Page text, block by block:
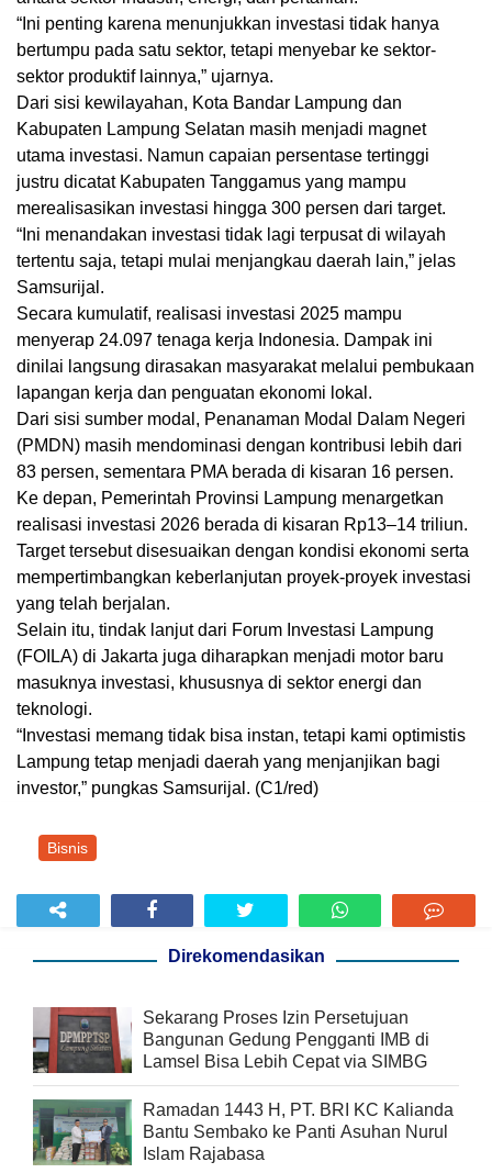
“Ini penting karena menunjukkan investasi tidak hanya
bertumpu pada satu sektor, tetapi menyebar ke sektor-
sektor produktif lainnya,” ujarnya.
Dari sisi kewilayahan, Kota Bandar Lampung dan
Kabupaten Lampung Selatan masih menjadi magnet
utama investasi. Namun capaian persentase tertinggi
justru dicatat Kabupaten Tanggamus yang mampu
merealisasikan investasi hingga 300 persen dari target.
“Ini menandakan investasi tidak lagi terpusat di wilayah
tertentu saja, tetapi mulai menjangkau daerah lain,” jelas
Samsurijal.
Secara kumulatif, realisasi investasi 2025 mampu
menyerap 24.097 tenaga kerja Indonesia. Dampak ini
dinilai langsung dirasakan masyarakat melalui pembukaan
lapangan kerja dan penguatan ekonomi lokal.
Dari sisi sumber modal, Penanaman Modal Dalam Negeri
(PMDN) masih mendominasi dengan kontribusi lebih dari
83 persen, sementara PMA berada di kisaran 16 persen.
Ke depan, Pemerintah Provinsi Lampung menargetkan
realisasi investasi 2026 berada di kisaran Rp13–14 triliun.
Target tersebut disesuaikan dengan kondisi ekonomi serta
mempertimbangkan keberlanjutan proyek-proyek investasi
yang telah berjalan.
Selain itu, tindak lanjut dari Forum Investasi Lampung
(FOILA) di Jakarta juga diharapkan menjadi motor baru
masuknya investasi, khususnya di sektor energi dan
teknologi.
“Investasi memang tidak bisa instan, tetapi kami optimistis
Lampung tetap menjadi daerah yang menjanjikan bagi
investor,” pungkas Samsurijal. (C1/red)
Bisnis
Direkomendasikan
Sekarang Proses Izin Persetujuan
Bangunan Gedung Pengganti IMB di
Lamsel Bisa Lebih Cepat via SIMBG
Ramadan 1443 H, PT. BRI KC Kalianda
Bantu Sembako ke Panti Asuhan Nurul
Islam Rajabasa